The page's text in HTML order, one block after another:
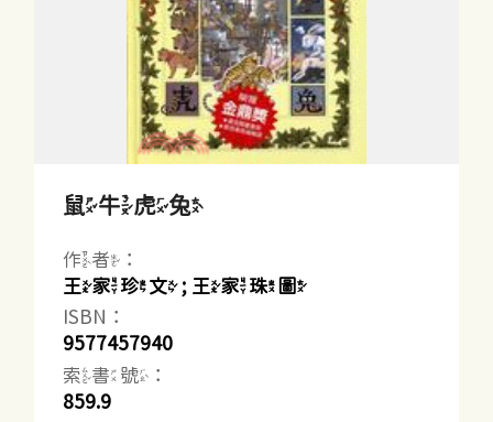
鼠牛虎兔
作者：
王家珍文 ; 王家珠圖
ISBN：
9577457940
索書號：
859.9